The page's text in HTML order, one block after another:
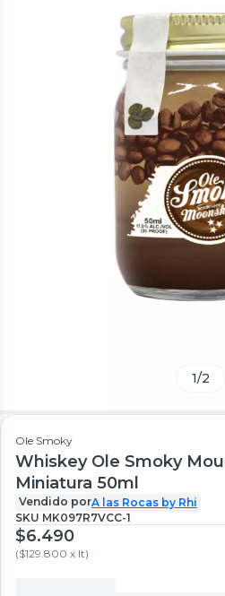
1/2
Ole Smoky
Whiskey Ole Smoky
Miniatura 50ml
Vendido porA las Rocas by Rhi
SKU MK097R7VCC-1
$6.490
($129.800 x lt)